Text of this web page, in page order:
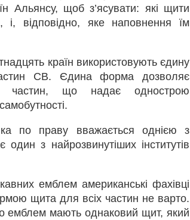
Альянсу, щоб з’ясувати: які щити
і, відповідно, яке наповнення їм
країн використовують єдину
СВ. Єдина форма дозволяє
частин, що надає однострою
по праву вважається однією з
з найрозвинутіших інститутів
емблем американські фахівці
щита для всіх частин не варто.
емблем мають однаковий щит, який